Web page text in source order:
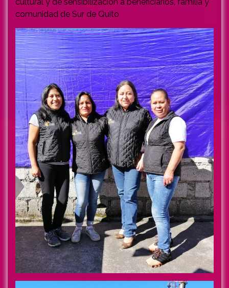
comunidad de Sur de Quito